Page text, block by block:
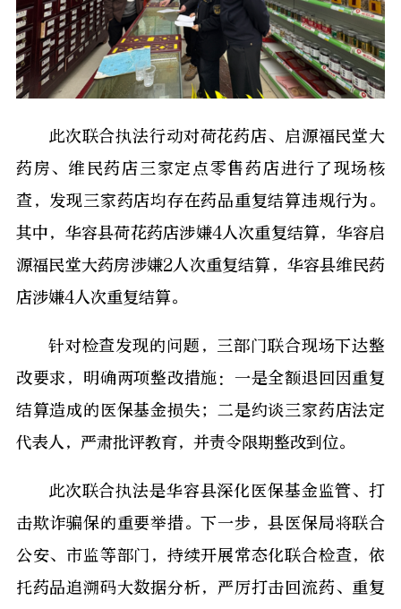
此次联合执法行动对荷花药店、启源福民堂大
药房、维民药店三家定点零售药店进行了现场核
查，发现三家药店均存在药品重复结算违规行为。
其中，华容县荷花药店涉嫌4人次重复结算，华容启
源福民堂大药房涉嫌2人次重复结算，华容县维民药
店涉嫌4人次重复结算。
针对检查发现的问题，三部门联合现场下达整
改要求，明确两项整改措施：一是全额退回因重复
结算造成的医保基金损失；二是约谈三家药店法定
代表人，严肃批评教育，并责令限期整改到位。
此次联合执法是华容县深化医保基金监管、打
击欺诈骗保的重要举措。下一步，县医保局将联合
公安、市监等部门，持续开展常态化联合检查，依
托药品追溯码大数据分析，严厉打击回流药、重复